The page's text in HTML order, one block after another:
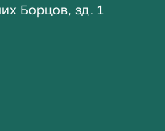
Борцов, зд. 1